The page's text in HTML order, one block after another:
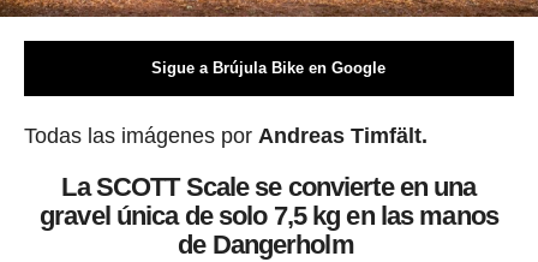
Sigue a Brújula Bike en Google
Todas las imágenes por Andreas Timfält.
La SCOTT Scale se convierte en una
gravel única de solo 7,5 kg en las manos
de Dangerholm